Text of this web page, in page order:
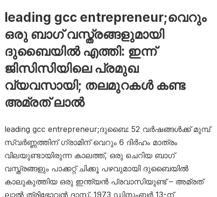
leading gcc entrepreneur;വെറും
ഒരു ബാഗ് വസ്ത്രങ്ങളുമായി
ദുബൈയിൽ എത്തി: ഇന്ന്
ജിസിസിയിലെ പ്രമുഖ
വ്യവസായി; തലമുറകൾ കണ്ട
അമ്രത് ലാൽ
leading gcc entrepreneur;ദുബൈ: 52 വർഷങ്ങൾക്ക് മുമ്പ്
സ്വർണ്ണത്തിന് ഗ്രാമിന് വെറും 6 ദിർഹം മാത്രം
വിലയുണ്ടായിരുന്ന കാലത്ത്, ഒരു ചെറിയ ബാഗ്
വസ്ത്രങ്ങളും പാക്കറ്റ് ചിക്കൂ പഴവുമായി ദുബൈയിൽ
കാലുകുത്തിയ ഒരു ഇന്ത്യൻ പ്രവാസിയുണ്ട് – അമ്രത്
ലാൽ ത്രിഭോവൻ ദാസ്. 1973 ഡിസംബർ 13-ന്